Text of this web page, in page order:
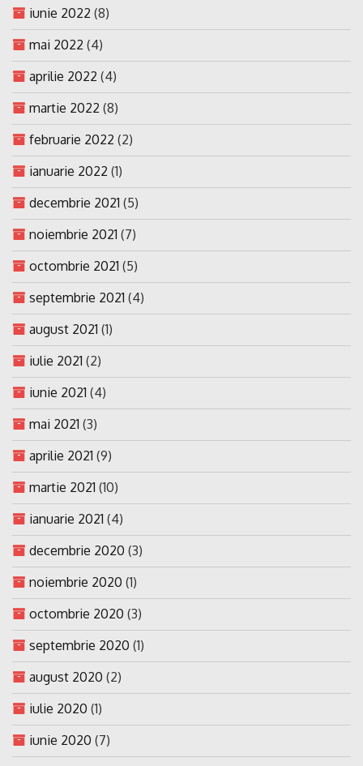
iunie 2022 (8)
mai 2022 (4)
aprilie 2022 (4)
martie 2022 (8)
februarie 2022 (2)
ianuarie 2022 (1)
decembrie 2021 (5)
noiembrie 2021 (7)
octombrie 2021 (5)
septembrie 2021 (4)
august 2021 (1)
iulie 2021 (2)
iunie 2021 (4)
mai 2021 (3)
aprilie 2021 (9)
martie 2021 (10)
ianuarie 2021 (4)
decembrie 2020 (3)
noiembrie 2020 (1)
octombrie 2020 (3)
septembrie 2020 (1)
august 2020 (2)
iulie 2020 (1)
iunie 2020 (7)